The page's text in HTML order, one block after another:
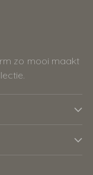
zo mooi maakt